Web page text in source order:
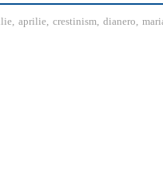
, aprilie, crestinism, dianero,